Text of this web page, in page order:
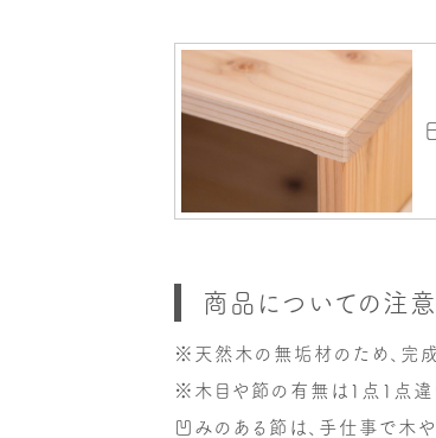
商品についての注
※天然木の無垢材のため、完成
※木目や節の有無は1点1点違
凹みのある節は、手仕事で木や